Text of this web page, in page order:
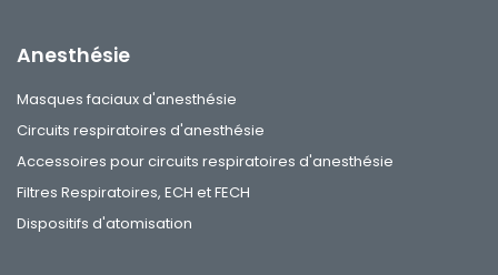
Anesthésie
Masques faciaux d'anesthésie
Circuits respiratoires d'anesthésie
Accessoires pour circuits respiratoires d'anesthésie
Filtres Respiratoires, ECH et FECH
Dispositifs d'atomisation